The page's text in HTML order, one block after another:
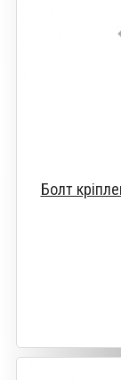
Болт